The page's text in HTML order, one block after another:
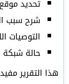
تحديد
شرح سبب
التوصيات
حالة شبكة
هذا التقرير